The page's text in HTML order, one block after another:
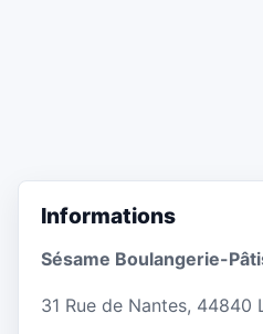
Informations
Sésame Boulangerie-
31 Rue de Nantes, 44840